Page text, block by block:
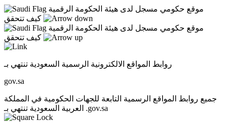
موقع حكومي مسجل لدى هيئة الحكومة الرقمية
موقع حكومي مسجل لدى هيئة الحكومة الرقمية
روابط المواقع الالكترونية الرسمية السعودية تنتهي بـ
gov.sa
جميع روابط المواقع الرسمية التابعة للجهات الحكومية في المملكة
العربية السعودية تنتهي بـ .gov.sa